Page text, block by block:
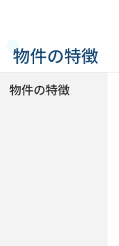
物件の特徴
物件の特徴